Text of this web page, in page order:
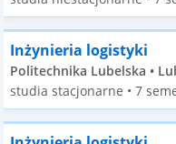
Inżynieria logistyki
Politechnika Lubelska •
studia stacjonarne • 7